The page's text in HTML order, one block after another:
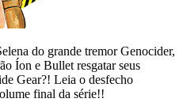
do grande tremor Genocider,
Íon e Bullet resgatar seus
Gear?! Leia o desfecho
final da série!!